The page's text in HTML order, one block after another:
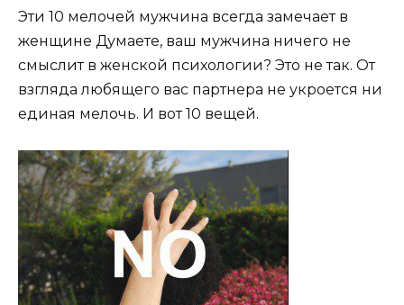
Эти 10 мелочей мужчина всегда замечает в
женщине Думаете, ваш мужчина ничего не
смыслит в женской психологии? Это не так. От
взгляда любящего вас партнера не укроется ни
единая мелочь. И вот 10 вещей.